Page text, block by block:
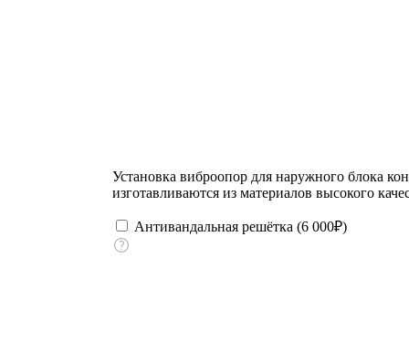
Установка виброопор для наружного блока
изготавливаются из материалов высокого
Антивандальная решётка (6 000₽)